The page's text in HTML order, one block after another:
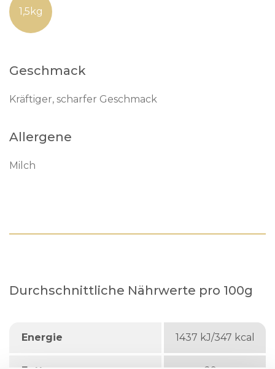
1,5kg
Geschmack
Kräftiger, scharfer Geschmack
Allergene
Milch
Durchschnittliche Nährwerte pro 100g
Energie 1437 kJ/347 kcal